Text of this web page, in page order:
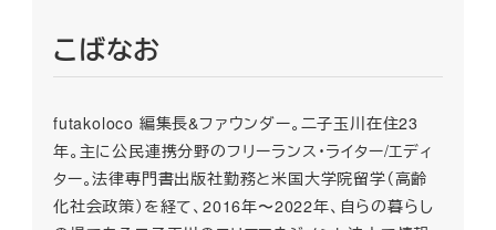
こばなお
futakoloco 編集長&ファウンダー。二子玉川在住23
年。主に公民連携分野のフリーランス・ライター/エディ
ター。法律専門書出版社勤務と米国大学院留学（高齢
化社会政策）を経て、2016年〜2022年、自らの暮らし